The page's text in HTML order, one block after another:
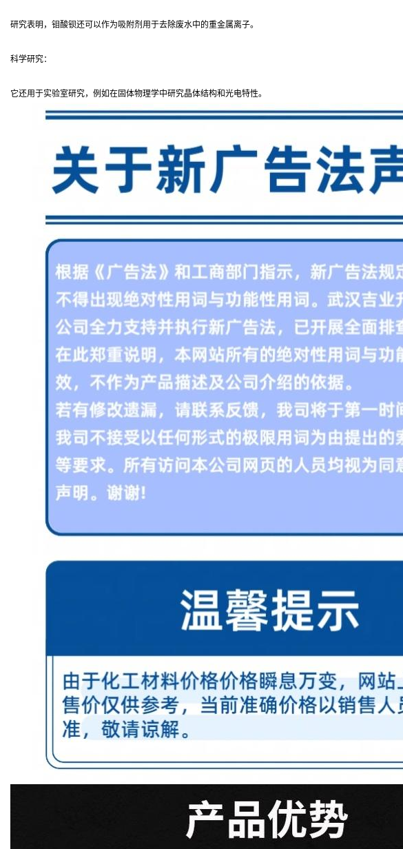
研究表明，钼酸钡还可以作为吸附剂用于去除废水中的重金属离子。
科学研究：
它还用于实验室研究，例如在固体物理学中研究晶体结构和光电特性。